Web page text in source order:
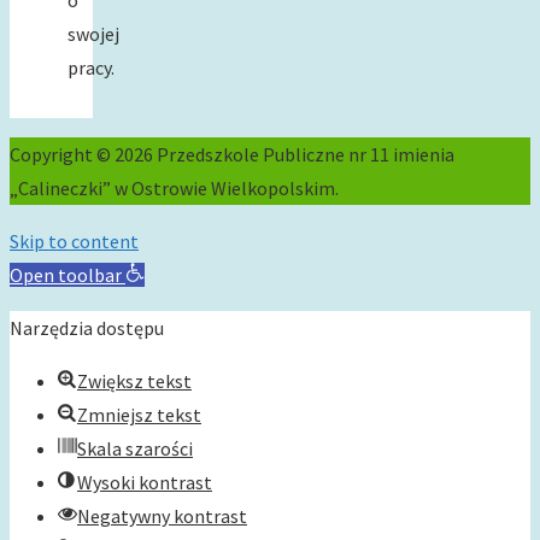
swojej
pracy.
Copyright © 2026 Przedszkole Publiczne nr 11 imienia
„Calineczki” w Ostrowie Wielkopolskim.
Skip to content
Open toolbar
Narzędzia dostępu
Zwiększ tekst
Zmniejsz tekst
Skala szarości
Wysoki kontrast
Negatywny kontrast